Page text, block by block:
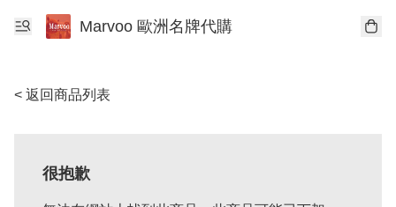
Marvoo 歐洲名牌代購
< 返回商品列表
很抱歉